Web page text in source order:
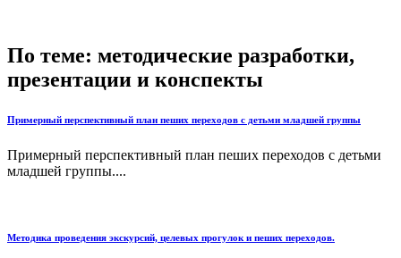
По теме: методические разработки,
презентации и конспекты
Примерный перспективный план пеших переходов с детьми младшей группы
Примерный перспективный план пеших переходов с детьми
младшей группы....
Методика проведения экскурсий, целевых прогулок и пеших переходов.